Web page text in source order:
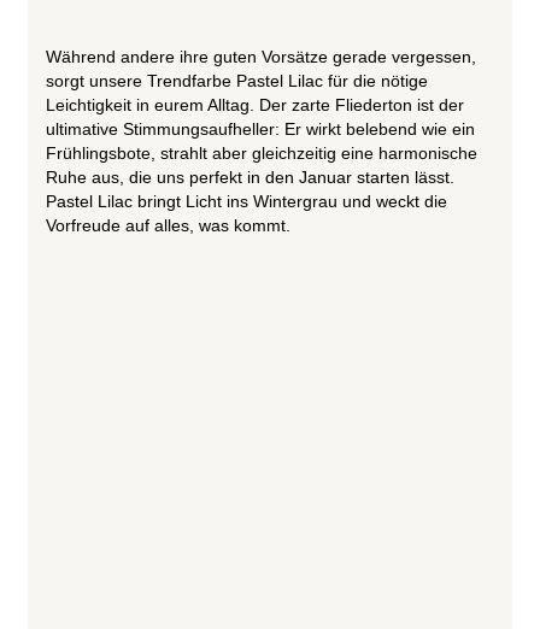
Während andere ihre guten Vorsätze gerade vergessen,
sorgt unsere Trendfarbe Pastel Lilac für die nötige
Leichtigkeit in eurem Alltag. Der zarte Fliederton ist der
ultimative Stimmungsaufheller: Er wirkt belebend wie ein
Frühlingsbote, strahlt aber gleichzeitig eine harmonische
Ruhe aus, die uns perfekt in den Januar starten lässt.
Pastel Lilac bringt Licht ins Wintergrau und weckt die
Vorfreude auf alles, was kommt.